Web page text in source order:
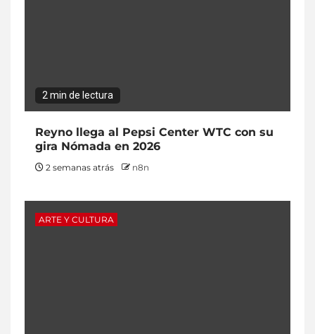
2 min de lectura
Reyno llega al Pepsi Center WTC con su
gira Nómada en 2026
2 semanas atrás n8n
ARTE Y CULTURA